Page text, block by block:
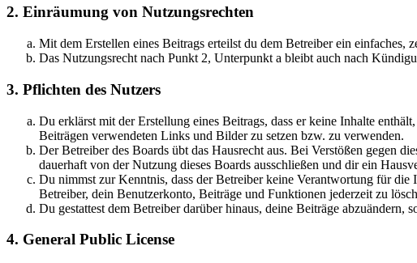
2. Einräumung von Nutzungsrechten
Mit dem Erstellen eines Beitrags erteilst du dem Betreiber ein einfaches,
Das Nutzungsrecht nach Punkt 2, Unterpunkt a bleibt auch nach
3. Pflichten des Nutzers
Du erklärst mit der Erstellung eines Beitrags, dass er keine Inhalte
Beiträgen verwendeten Links und Bilder zu setzen bzw. zu verwenden.
Der Betreiber des Boards übt das Hausrecht aus. Bei Verstößen gegen
dauerhaft von der Nutzung dieses Boards ausschließen und dir ein
Du nimmst zur Kenntnis, dass der Betreiber keine Verantwortung für
Betreiber, dein Benutzerkonto, Beiträge und Funktionen jederzeit zu
Du gestattest dem Betreiber darüber hinaus, deine Beiträge
4. General Public License